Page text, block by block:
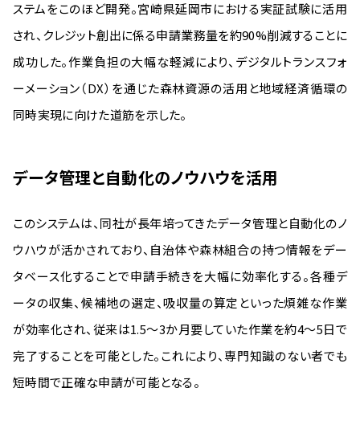
ステムをこのほど開発。宮崎県延岡市における実証試験に活用
され、クレジット創出に係る申請業務量を約90%削減することに
成功した。作業負担の大幅な軽減により、デジタルトランスフォ
ーメーション（DX）を通じた森林資源の活用と地域経済循環の
同時実現に向けた道筋を示した。
データ管理と自動化のノウハウを活用
このシステムは、同社が長年培ってきたデータ管理と自動化のノ
ウハウが活かされており、自治体や森林組合の持つ情報をデー
タベース化することで申請手続きを大幅に効率化する。各種デ
ータの収集、候補地の選定、吸収量の算定といった煩雑な作業
が効率化され、従来は1.5〜3か月要していた作業を約4〜5日で
完了することを可能とした。これにより、専門知識のない者でも
短時間で正確な申請が可能となる。